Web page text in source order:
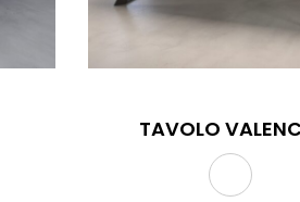
TAVOLO